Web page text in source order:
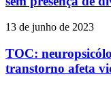
13 de junho de 2023
TOC:
transtorno afeta